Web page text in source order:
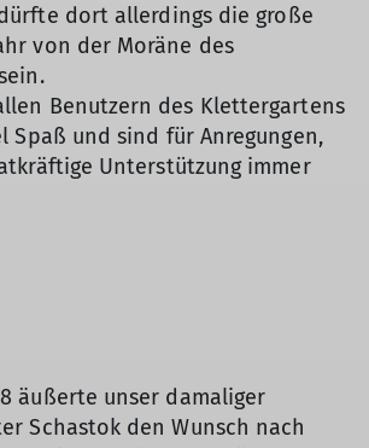
dort allerdings die große
von der Moräne des
Benutzern des Klettergartens
Spaß und sind für Anregungen,
Unterstützung immer
äußerte unser damaliger
Schastok den Wunsch nach